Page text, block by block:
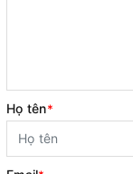
Họ tên*